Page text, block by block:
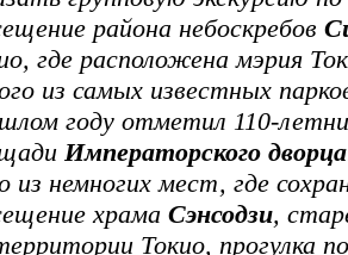
района небоскребов
где расположена мэрия
из самых известных
году отметил 110-
Императорского дворца
из немногих мест, где
храма Сэнсодзи,
Токио, прогулка